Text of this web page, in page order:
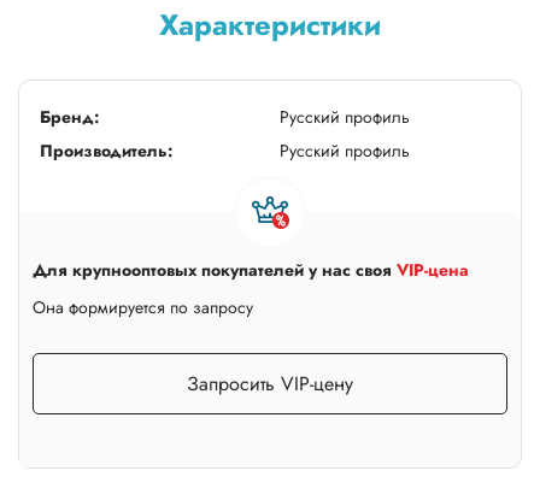
Характеристики
Бренд:
Русский профиль
Производитель:
Русский профиль
Для крупнооптовых покупателей у нас своя VIP-цена
Она формируется по запросу
Запросить VIP-цену